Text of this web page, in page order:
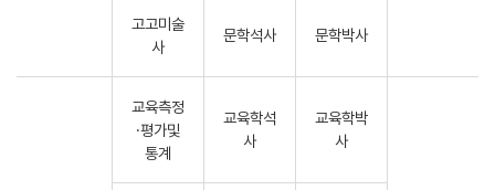
고고미술
사
문학석사 문학박사
교육측정
·평가및
통계
교육학석
사
교육학박
사